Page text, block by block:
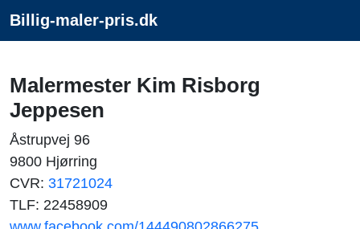
Billig-maler-pris.dk
Malermester Kim Risborg
Jeppesen
Åstrupvej 96
9800 Hjørring
CVR: 31721024
TLF: 22458909